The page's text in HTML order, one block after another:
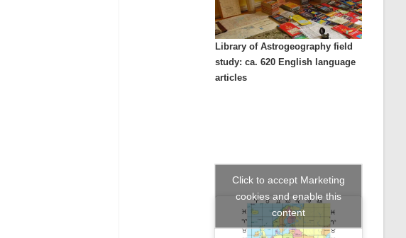
Library of Astrogeography field
study: ca. 620 English language
articles
Click to accept Marketing
cookies and enable this
content